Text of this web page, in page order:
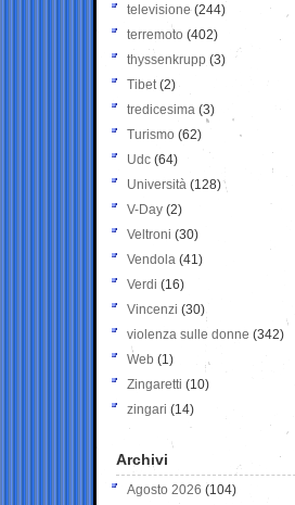
televisione(244)
terremoto (402)
thyssenkrupp (3)
Tibet(2)
tredicesima (3)
Turismo (62)
Udc (64)
Università (128)
V-Day (2)
Veltroni (30)
Vendola (41)
Verdi (16)
Vincenzi (30)
violenza sulle donne (342)
Web (1)
Zingaretti (10)
zingari (14)
Archivi
Agosto 2026 (104)